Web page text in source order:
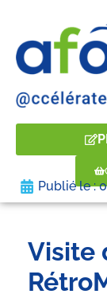
Publié le :
Visite